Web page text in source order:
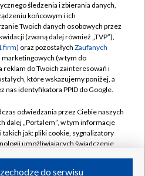
TVP
TVP
prywatności
zgody
Pomoc
Kontakt
Kanały
śledzenia i zbierania danych,
końcowym i ich
Twoich danych osobowych przez
(zwaną dalej również „TVP”),
firm) oraz pozostałych Zaufanych
marketingowych (w tym do
reklam do Twoich zainteresowań i
które wskazujemy poniżej, a
nas identyfikatora PPID do Google.
odwiedzania przez Ciebie naszych
dalej „Portalem”, w tym informacje
jak: pliki cookie, sygnalizatory
umożliwiających świadczenie
do serwisu